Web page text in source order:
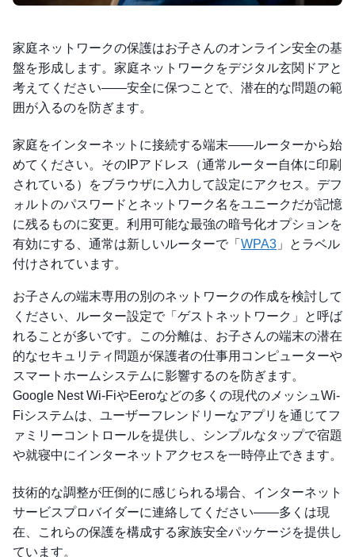
家庭ネットワークの保護はお子さんのオンライン安全の基
盤を形成します。家庭ネットワークをデジタル玄関ドアと
考えてください——安全に保つことで、潜在的な問題の範
囲が入るのを防ぎます。
家庭をインターネットに接続する端末——ルーターから始
めてください。そのIPアドレス（通常ルーター自体に印刷
されている）をブラウザに入力して設定にアクセス。デフ
ォルトのパスワードとネットワーク名をユニークだが記憶
に残るものに変更。利用可能な最強の暗号化オプションを
有効にする、通常は新しいルーターで「 WPA3 」とラベル
付けされています。
お子さんの端末専用の別のネットワークの作成を検討して
ください、ルーター設定で「ゲストネットワーク」と呼ば
れることが多いです。この分離は、お子さんの端末の潜在
的なセキュリティ問題が保護者の仕事用コンピューターや
スマートホームシステムに影響するのを防ぎます。
Google Nest Wi-FiやEeroなどの多くの現代のメッシュWi-
Fiシステムは、ユーザーフレンドリーなアプリを通じてフ
ァミリーコントロールを提供し、シンプルなタップで宿題
や就寝中にインターネットアクセスを一時停止できます。
技術的な調整が圧倒的に感じられる場合、インターネット
サービスプロバイダーに連絡してください——多くは現
在、これらの保護を構成する家族安全パッケージを提供し
ています。